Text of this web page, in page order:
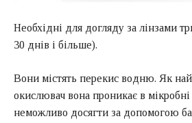
Необхідні для догляду за лінзами
30 днів і більше).
Вони містять перекис водню. Як
окислювач вона проникає в мікробні
неможливо досягти за допомогою